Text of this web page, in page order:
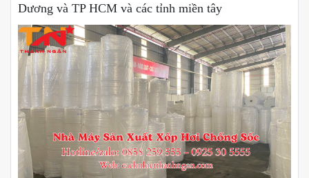
Dương và TP HCM và các tỉnh miền tây